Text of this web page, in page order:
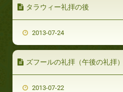
タラウィー礼拝の後
2013-07-24
ズフールの礼拝（午後の礼拝）
2013-07-22